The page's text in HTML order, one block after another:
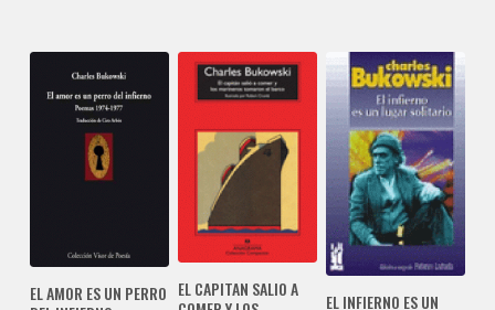
EL AMOR ES UN PERRO EL CAPITAN SALIO A
EL INFIERNO ES UN